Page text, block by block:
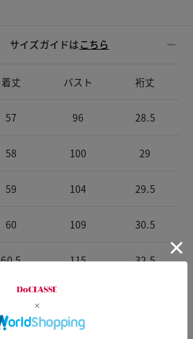
サイズガイドは こちら
着丈 バスト 裄丈
57 96 28.5
58 100 29
59 104 29.5
60 109 30.5
60.5 115 32.5